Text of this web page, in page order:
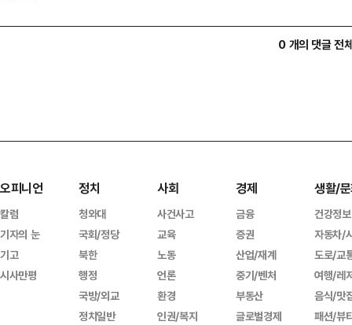
0 개의 댓글 전
오피니언
칼럼
기자의 눈
기고
시사만평
정치
청와대
국회/정당
북한
행정
국방/외교
정치일반
사회
사건사고
교육
노동
언론
환경
인권/복지
경제
금융
증권
산업/재계
중기/벤처
부동산
글로벌경제
생활/
건강정보
자동차/
도로/교
여행/레
음식/맛
패션/뷰